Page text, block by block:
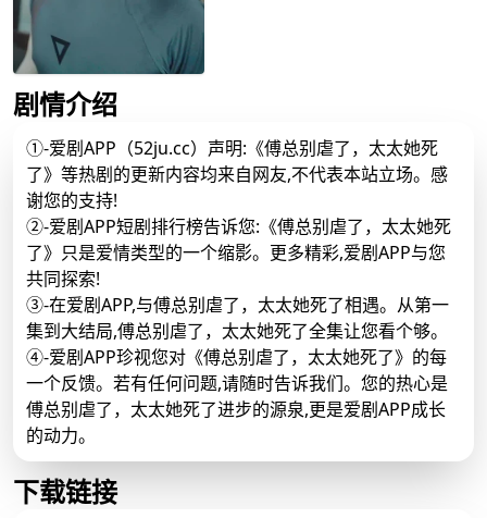
剧情介绍
①-爱剧APP（52ju.cc）声明:《傅总别虐了，太太她死
了》等热剧的更新内容均来自网友,不代表本站立场。感
谢您的支持!
②-爱剧APP短剧排行榜告诉您:《傅总别虐了，太太她死
了》只是爱情类型的一个缩影。更多精彩,爱剧APP与您
共同探索!
③-在爱剧APP,与傅总别虐了，太太她死了相遇。从第一
集到大结局,傅总别虐了，太太她死了全集让您看个够。
④-爱剧APP珍视您对《傅总别虐了，太太她死了》的每
一个反馈。若有任何问题,请随时告诉我们。您的热心是
傅总别虐了，太太她死了进步的源泉,更是爱剧APP成长
的动力。
下载链接